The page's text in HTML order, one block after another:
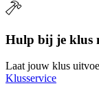
Hulp bij je klus
Laat jouw klus
Klusservice